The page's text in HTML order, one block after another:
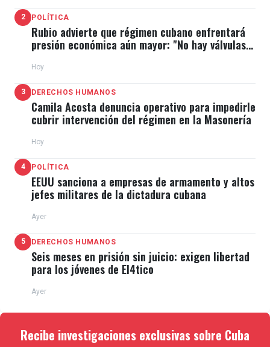
2 POLÍTICA
Rubio advierte que régimen cubano enfrentará
presión económica aún mayor: "No hay válvulas
Hoy
3 DERECHOS HUMANOS
Camila Acosta denuncia operativo para impedirle
cubrir intervención del régimen en la Masonería
Hoy
4 POLÍTICA
EEUU sanciona a empresas de armamento y altos
jefes militares de la dictadura cubana
Ayer
5 DERECHOS HUMANOS
Seis meses en prisión sin juicio: exigen libertad
para los jóvenes de El4tico
Ayer
Recibe investigaciones exclusivas sobre Cuba